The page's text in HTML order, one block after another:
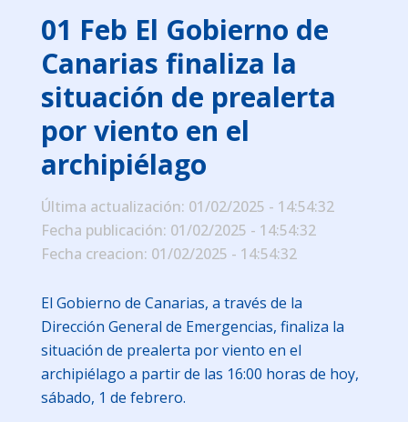
01 Feb El Gobierno de
Canarias finaliza la
situación de prealerta
por viento en el
archipiélago
Última actualización: 01/02/2025 - 14:54:32
Fecha publicación: 01/02/2025 - 14:54:32
Fecha creacion: 01/02/2025 - 14:54:32
El Gobierno de Canarias, a través de la
Dirección General de Emergencias, finaliza la
situación de prealerta por viento en el
archipiélago a partir de las 16:00 horas de hoy,
sábado, 1 de febrero.